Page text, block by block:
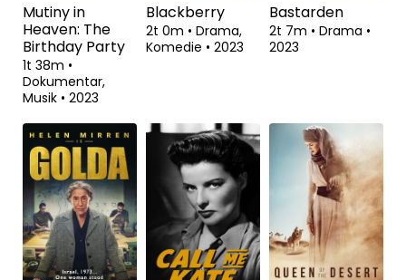
Mutiny in
Heaven: The
Birthday Party
1t 38m •
Dokumentar,
Musik • 2023
Blackberry
2t 0m • Drama,
Komedie • 2023
Bastarden
2t 7m • Drama •
2023